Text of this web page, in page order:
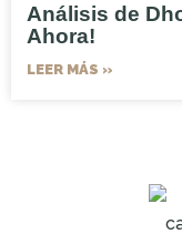
Análisis de
Ahora!
LEER MÁS »